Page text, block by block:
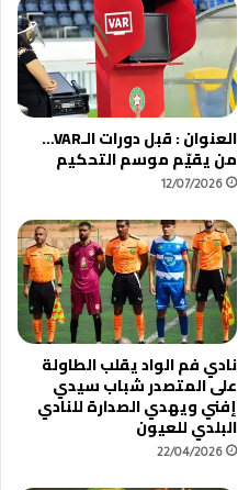
العنوان : قبل دورات الـVAR…
من يقيّم موسم التحكيم
12/07/2026
نادي فم الواد يقلب الطاولة
على المتصدر شباب سيدي
إفني ويهدي الصدارة للنادي
البلدي للعيون
22/04/2026